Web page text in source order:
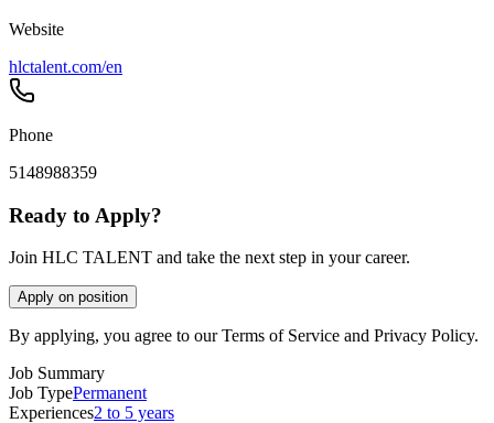
Website
hlctalent.com/en
Phone
5148988359
Ready to Apply?
Join HLC TALENT and take the next step in your career.
Apply on position
By applying, you agree to our Terms of Service and Privacy Policy.
Job Summary
Job TypePermanent
Experiences2 to 5 years